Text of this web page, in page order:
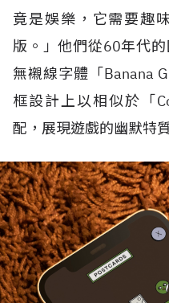
竟是娛樂，它需要趣
版。」他們從60年代
無襯線字體「Banana
框設計上以相似於「
配，展現遊戲的幽默特